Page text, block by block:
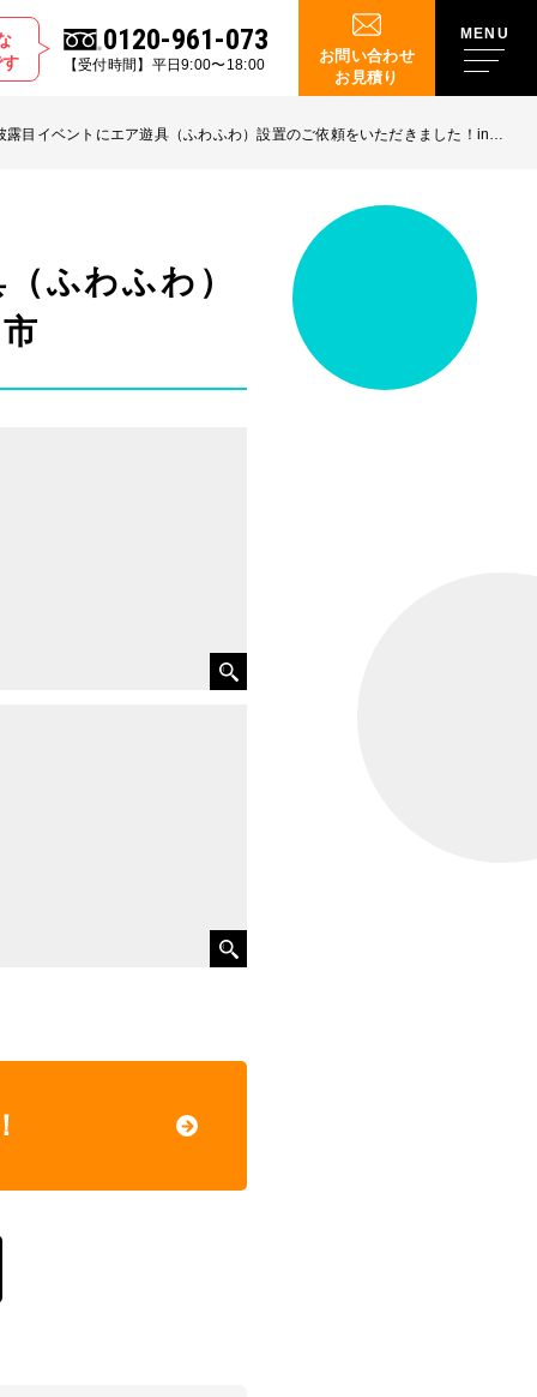
0120-961-073
【受付時間】平日9:00〜18:00
お問い合わせ
お見積り
露目イベントにエア遊具（ふわふわ）設置のご依頼をいただきました！in三
ふわふわ）